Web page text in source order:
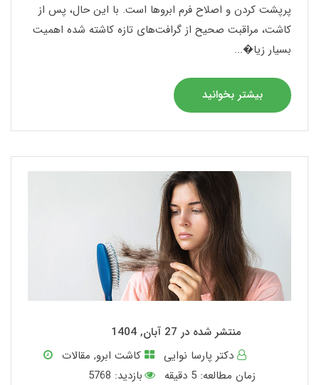
پرپشت کردن و اصلاح فرم ابروها است. با این حال، پس از
کاشت، مراقبت صحیح از گرافت‌های تازه کاشته شده اهمیت
بسیار زیا�...
بیشتر بخوانید
منتشر شده در 27 آبان, 1404
دکتر پارسا نوایی
کاشت ابرو, مقالات
زمان مطالعه: 5 دقیقه بازدید: 5768